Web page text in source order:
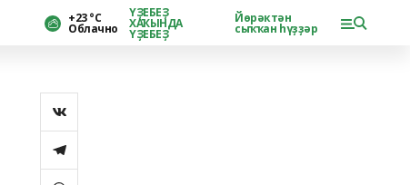
+23 °С
Облачно
ҮҘЕБЕҘ
ХАҠЫНДА
ҮҘЕБЕҘ
Йөрәктән
сыҡҡан һүҙҙәр